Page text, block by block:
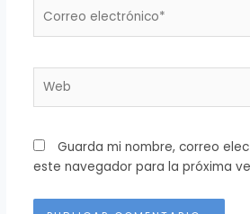
electrónico*
Guarda mi nombre, correo
este navegador para la próxima